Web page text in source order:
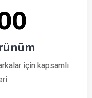
için kapsamlı